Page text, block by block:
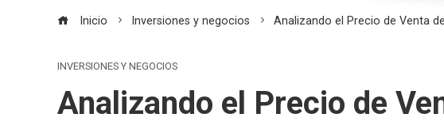
Inicio Inversiones y negocios Analizando el Precio de Venta
INVERSIONES Y NEGOCIOS
Analizando el Precio de